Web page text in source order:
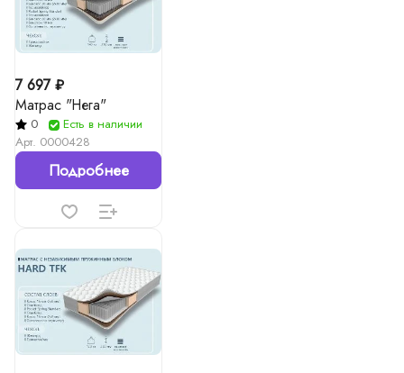
7 697 ₽
Матрас "Нега"
0
Есть в наличии
Арт. 0000428
Подробнее